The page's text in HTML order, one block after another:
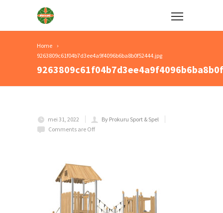
Home
9263809c61f04b7d3ee4a9f4096b6ba8b0f52444.jpg
mei 31, 2022
By Prokuru Sport & Spel
Comments are Off